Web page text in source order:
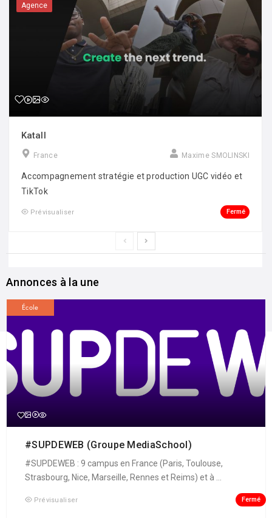
Agence
Katall
France Maxime SMOLINSKI
Accompagnement stratégie et production UGC vidéo et
TikTok
Prévisualiser Fermé
Annonces à la une
École
#SUPDEWEB (Groupe MediaSchool)
#SUPDEWEB : 9 campus en France (Paris, Toulouse,
Strasbourg, Nice, Marseille, Rennes et Reims) et à ...
Prévisualiser Fermé